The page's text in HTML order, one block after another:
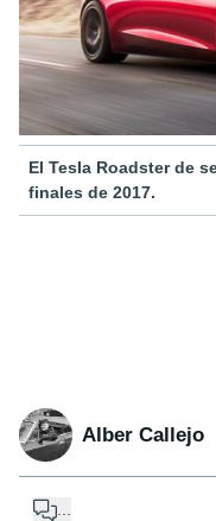
El Tesla Roadster de
finales de 2017.
Alber Callejo
...